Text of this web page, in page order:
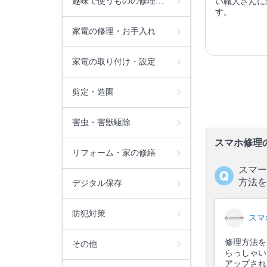
家電の修理・お手入れ
家電の取り付け・設定
剪定・造園
害虫・害獣駆除
リフォーム・家の修繕
デジタル保存
防犯対策
その他
す。
スマホ修理
スマ
方法
ス
修理方法
らっしゃ
アップさ